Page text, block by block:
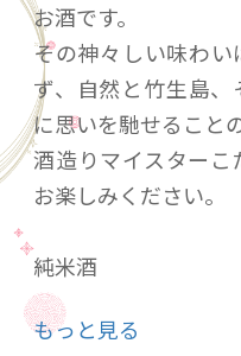
お酒です。
その神々しい味わ
ず、自然と竹生島
に思いを馳せること
酒造りマイスター
お楽しみください。
純米酒
原材料：米（国産）
精米歩合：６５％
もっと見る